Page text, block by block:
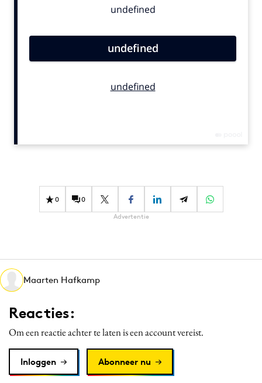
Contentmarketing
Effectiviteit
Gedragsverandering
Martech
Media
Merkstrategie
PR
Programmatic
Reputatie & crisis
0 0
Advertentie
Maarten Hafkamp
Reacties:
Om een reactie achter te laten is een account vereist.
Inloggen Abonneer nu